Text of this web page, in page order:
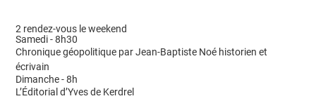
2 rendez-vous le weekend
Samedi - 8h30
Chronique géopolitique par Jean-Baptiste Noé historien et
écrivain
Dimanche - 8h
L’Éditorial d’Yves de Kerdrel